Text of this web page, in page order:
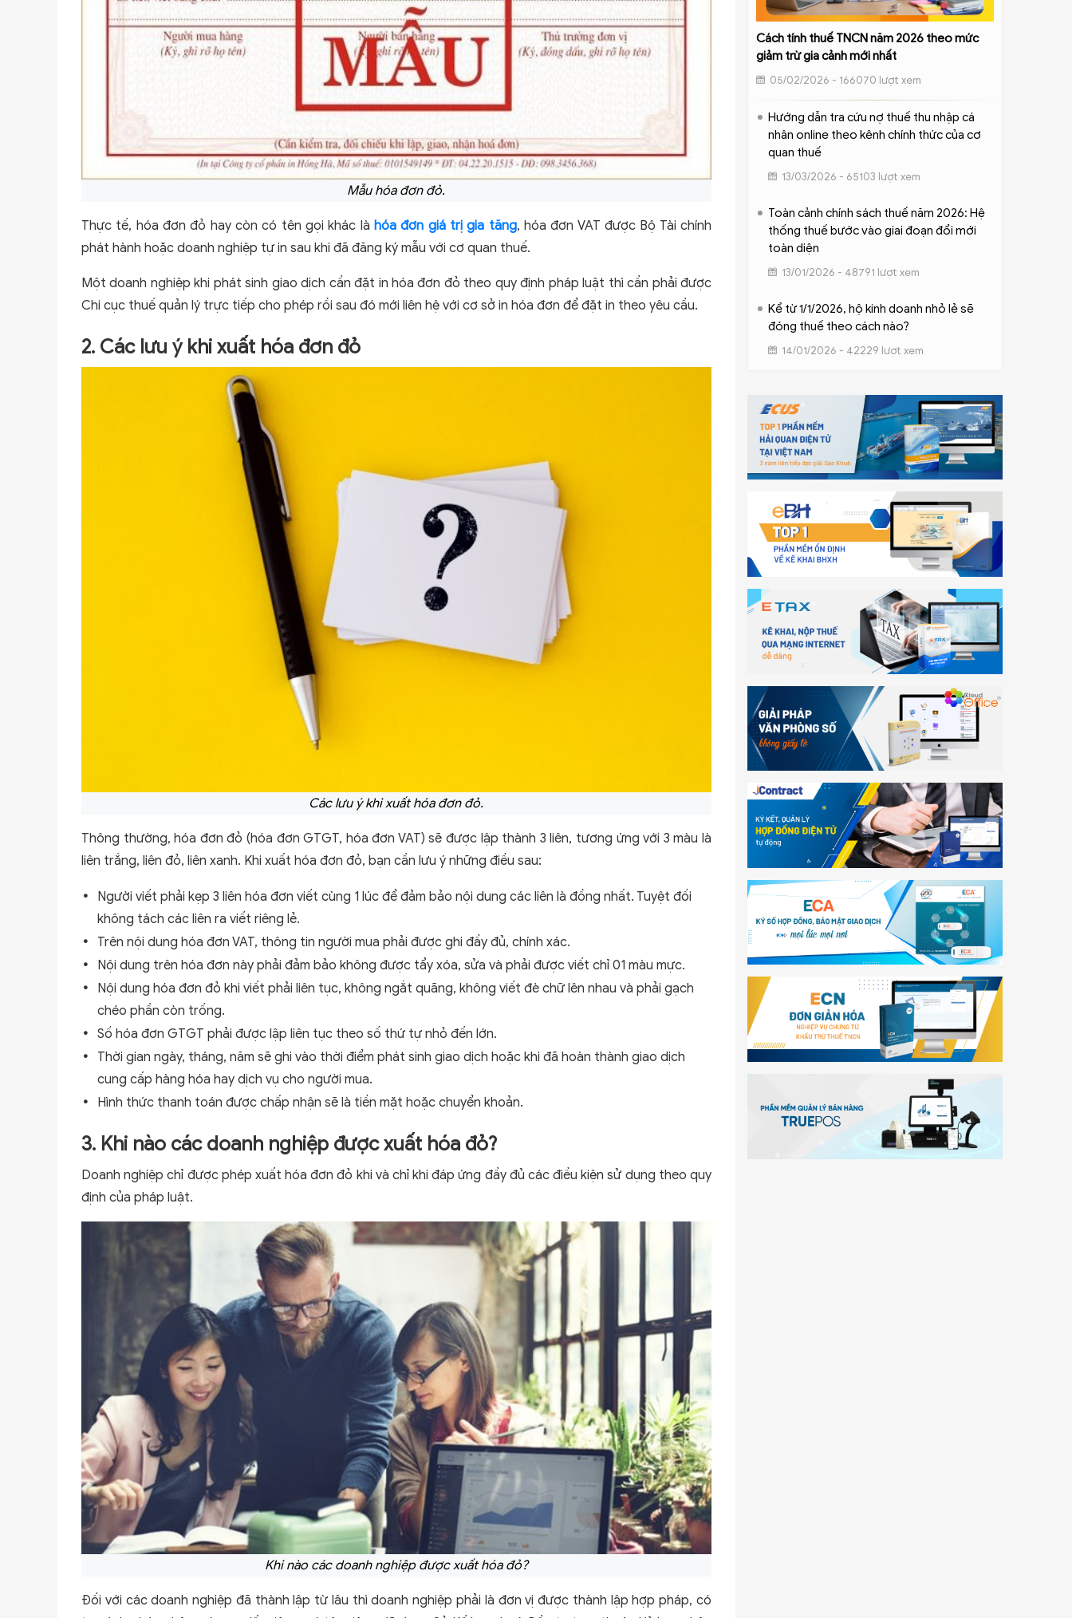
Mẫu hóa đơn đỏ.
Thực tế, hóa đơn đỏ hay còn có tên gọi khác là hóa đơn giá trị gia tăng, hóa đơn VAT được Bộ Tài chính
phát hành hoặc doanh nghiệp tự in sau khi đã đăng ký mẫu với cơ quan thuế.
Một doanh nghiệp khi phát sinh giao dịch cần đặt in hóa đơn đỏ theo quy định pháp luật thì cần phải được
Chi cục thuế quản lý trực tiếp cho phép rồi sau đó mới liên hệ với cơ sở in hóa đơn để đặt in theo yêu cầu.
2. Các lưu ý khi xuất hóa đơn đỏ
Các lưu ý khi xuất hóa đơn đỏ.
Thông thường, hóa đơn đỏ (hóa đơn GTGT, hóa đơn VAT) sẽ được lập thành 3 liên, tương ứng với 3 màu là
liên trắng, liên đỏ, liên xanh. Khi xuất hóa đơn đỏ, bạn cần lưu ý những điều sau:
Người viết phải kẹp 3 liên hóa đơn viết cùng 1 lúc để đảm bảo nội dung các liên là đồng nhất. Tuyệt đối
không tách các liên ra viết riêng lẻ.
Trên nội dung hóa đơn VAT, thông tin người mua phải được ghi đầy đủ, chính xác.
Nội dung trên hóa đơn này phải đảm bảo không được tẩy xóa, sửa và phải được viết chỉ 01 màu mực.
Nội dung hóa đơn đỏ khi viết phải liên tục, không ngắt quãng, không viết đè chữ lên nhau và phải gạch
chéo phần còn trống.
Số hóa đơn GTGT phải được lập liên tục theo số thứ tự nhỏ đến lớn.
Thời gian ngày, tháng, năm sẽ ghi vào thời điểm phát sinh giao dịch hoặc khi đã hoàn thành giao dịch
cung cấp hàng hóa hay dịch vụ cho người mua.
Hình thức thanh toán được chấp nhận sẽ là tiền mặt hoặc chuyển khoản.
3. Khi nào các doanh nghiệp được xuất hóa đỏ?
Doanh nghiệp chỉ được phép xuất hóa đơn đỏ khi và chỉ khi đáp ứng đầy đủ các điều kiện sử dụng theo quy
định của pháp luật.
Khi nào các doanh nghiệp được xuất hóa đỏ?
Đối với các doanh nghiệp đã thành lập từ lâu thì doanh nghiệp phải là đơn vị được thành lập hợp pháp, có
Cách tính thuế TNCN năm 2026 theo mức
giảm trừ gia cảnh mới nhất
05/02/2026 - 166070 lượt xem
Hướng dẫn tra cứu nợ thuế thu nhập cá
nhân online theo kênh chính thức của cơ
quan thuế
13/03/2026 - 65103 lượt xem
Toàn cảnh chính sách thuế năm 2026: Hệ
thống thuế bước vào giai đoạn đổi mới
toàn diện
13/01/2026 - 48791 lượt xem
Kể từ 1/1/2026, hộ kinh doanh nhỏ lẻ sẽ
đóng thuế theo cách nào?
14/01/2026 - 42229 lượt xem